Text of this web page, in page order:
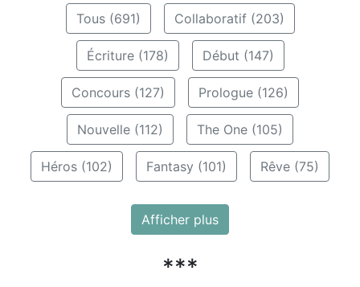
Tous (691) Collaboratif (203)
Écriture (178) Début (147)
Concours (127) Prologue (126)
Nouvelle (112) The One (105)
Héros (102) Fantasy (101) Rêve (75)
Afficher plus
***